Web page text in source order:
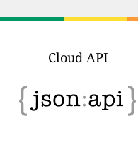
Cloud API